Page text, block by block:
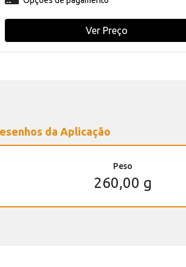
Ver Preço
da Aplicação
Peso
260,00 g